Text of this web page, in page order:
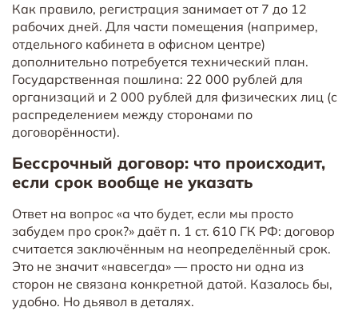
Как правило, регистрация занимает от 7 до 12
рабочих дней. Для части помещения (например,
отдельного кабинета в офисном центре)
дополнительно потребуется технический план.
Государственная пошлина: 22 000 рублей для
организаций и 2 000 рублей для физических лиц (с
распределением между сторонами по
договорённости).
Бессрочный договор: что происходит,
если срок вообще не указать
Ответ на вопрос «а что будет, если мы просто
забудем про срок?» даёт п. 1 ст. 610 ГК РФ: договор
считается заключённым на неопределённый срок.
Это не значит «навсегда» — просто ни одна из
сторон не связана конкретной датой. Казалось бы,
удобно. Но дьявол в деталях.